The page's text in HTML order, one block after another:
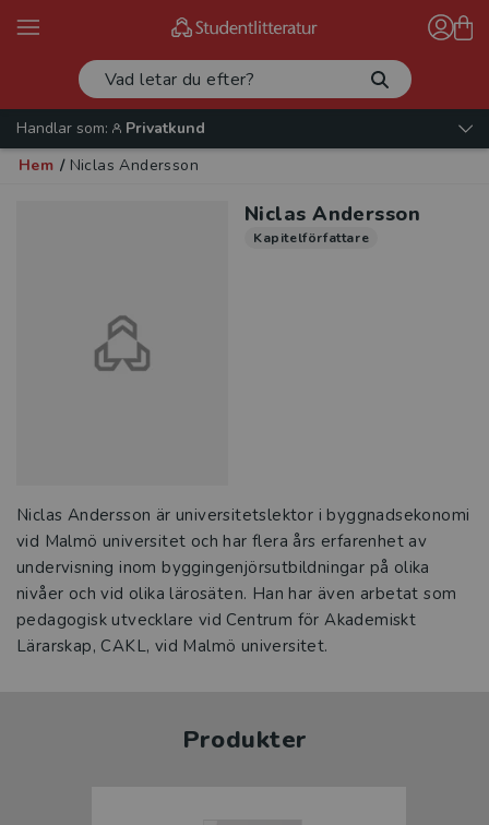
Handlar som:
Privatkund
Hem / Niclas Andersson
Niclas Andersson
Kapitelförfattare
Niclas Andersson är universitetslektor i byggnadsekonomi
vid Malmö universitet och har flera års erfarenhet av
undervisning inom byggingenjörsutbildningar på olika
nivåer och vid olika lärosäten. Han har även arbetat som
pedagogisk utvecklare vid Centrum för Akademiskt
Lärarskap, CAKL, vid Malmö universitet.
Produkter